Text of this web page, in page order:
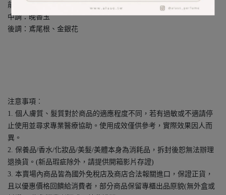
前調：沙巴茉莉
中調：晚香玉
後調：鳶尾根、金銀花
注意事項︰
1. 個人膚質、髮質對於商品的適應程度不同，若有過敏或不適請停
止使用並尋求專業醫療協助。使用成效僅供參考，實際效果因人而
異。
2. 保養品/香水/化妝品/美髮/美體本身為消耗品，拆封後恕無法辦理
退換貨。(新品瑕疵除外，請提供開箱影片存證)
3. 本賣場內商品皆為國外免稅店及商店合法報關進口，保證正貨，
且以優惠價格回饋給消費者，部分商品保留專櫃出品原貌(無外盒或